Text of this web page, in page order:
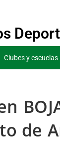
Clubes y escuelas
de